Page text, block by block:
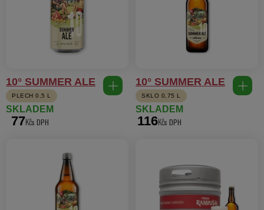
10° SUMMER ALE
PLECH 0,5 L
77Kč
SKLADEM
10° SUMMER ALE
SKLO 0,75 L
116Kč
SKLADEM